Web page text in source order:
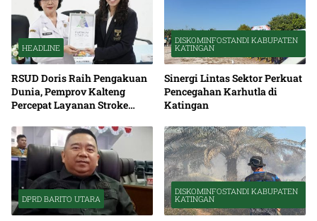
HEADLINE
RSUD Doris Raih Pengakuan
Dunia, Pemprov Kalteng
Percepat Layanan Stroke
DISKOMINFOSTANDI KABUPATEN
KATINGAN
Sinergi Lintas Sektor Perkuat
Pencegahan Karhutla di
Katingan
DPRD BARITO UTARA
DISKOMINFOSTANDI KABUPATEN
KATINGAN